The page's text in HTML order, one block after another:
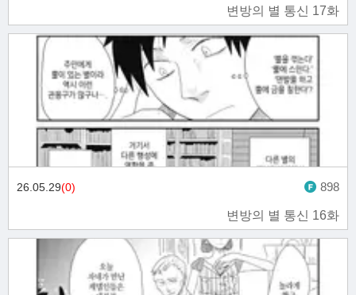
변방의 별 통신 17화
변방의 별 통신 16화
26.05.29(0) 898